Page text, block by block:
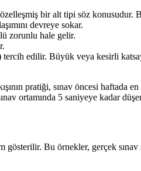
bir alt tipi söz konusudur.
devreye sokar.
zorunlu hale gelir.
tercih edilir. Büyük veya kesirli
pratiği, sınav öncesi haftada
ortamında 5 saniyeye kadar
Bu örnekler, gerçek sınav